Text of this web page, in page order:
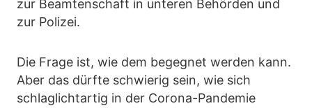
zur Beamtenschaft in unteren Behörden und
zur Polizei.
Die Frage ist, wie dem begegnet werden kann.
Aber das dürfte schwierig sein, wie sich
schlaglichtartig in der Corona-Pandemie